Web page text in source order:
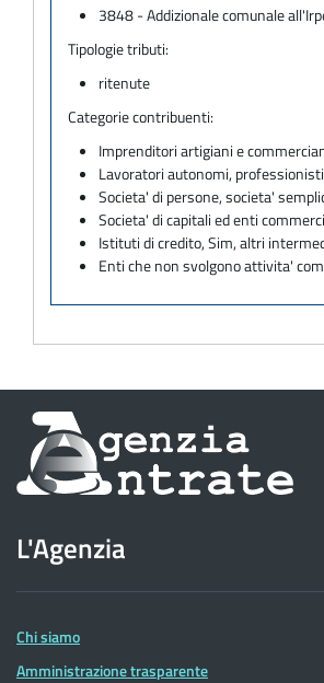
3848 - Addizionale comunale
Tipologie tributi:
ritenute
Categorie contribuenti:
Imprenditori artigiani e
Lavoratori autonomi,
Societa' di persone, societa'
Societa' di capitali ed enti
Istituti di credito, Sim, altri
Enti che non svolgono attivita'
Informazioni
sul
dell'Agenzia
delle
Entrate
L'Agenzia
Chi siamo
Amministrazione trasparente